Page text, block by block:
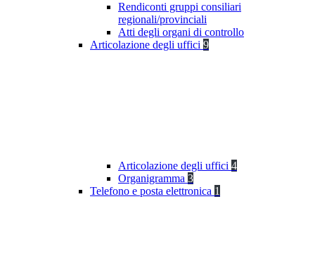
Rendiconti gruppi consiliari
regionali/provinciali
Atti degli organi di controllo
Articolazione degli uffici 9
Articolazione degli uffici 4
Organigramma 3
Telefono e posta elettronica 1